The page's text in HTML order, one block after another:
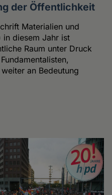
der Öffentlichkeit
Materialien und
in diesem Jahr ist
Raum unter Druck
an Bedeutung